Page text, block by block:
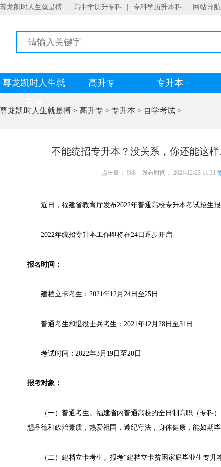
尊龙凯时人生就是搏 高中学历升专科 专科学历升本科 网站导航
尊龙凯时人生就
高升专 专升本
尊龙凯时人生就是搏 > 高升专 > 专升本 > 自学考试 >
不能统招专升本？没关系，你还能这
点击量： 968 发布时间： 2021-12-23 11:31
近日，福建省教育厅发布2022年普通高校专升本考试招生报
2022年统招专升本工作即将在24日逐步开启
报名时间：
建档立卡考生：2021年12月24日至25日
普通考生和退役士兵考生：2021年12月28日至31日
考试时间：2022年3月19日至20日
报考对象：
（一）普通考生。福建省内普通高校的全日制高职（专科）
想品德和政治素质，热爱祖国，遵纪守法，身体健康，能如期
（二）建档立卡考生。报考“建档立卡贫困家庭毕业生专升